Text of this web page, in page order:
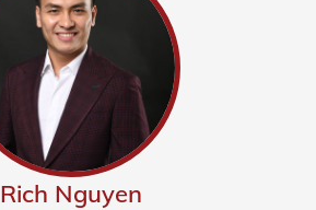
Rich Nguyen